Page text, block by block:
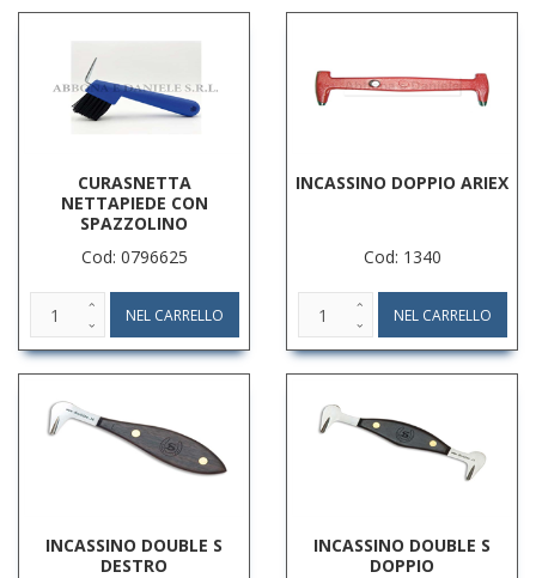
CURASNETTA
NETTAPIEDE CON
SPAZZOLINO
Cod: 0796625
INCASSINO DOPPIO ARIEX
Cod: 1340
INCASSINO DOUBLE S
DESTRO
INCASSINO DOUBLE S
DOPPIO